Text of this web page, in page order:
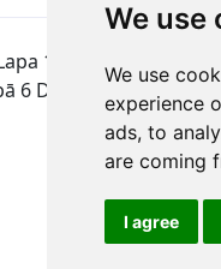
We use
We use
experience
ads, to
are coming
I agree
1 no 1
6 Dalībnieki